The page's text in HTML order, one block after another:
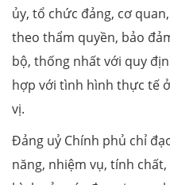
ủy, tổ chức đảng, cơ
theo thẩm quyền, bảo
bộ, thống nhất với quy
hợp với tình hình thực tế
vị.
Đảng uỷ Chính phủ chỉ
năng, nhiệm vụ, tính